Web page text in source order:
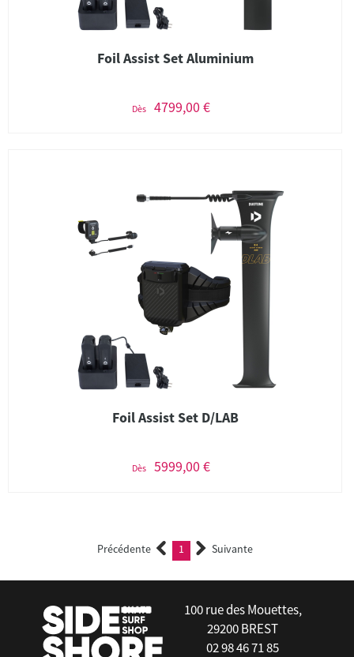
Foil Assist Set Aluminium
Dès 4799,00 €
Foil Assist Set D/LAB
Dès 5999,00 €
Précédente 1 (current)Suivante
100 rue des Mouettes,
29200 BREST
02 98 46 71 85